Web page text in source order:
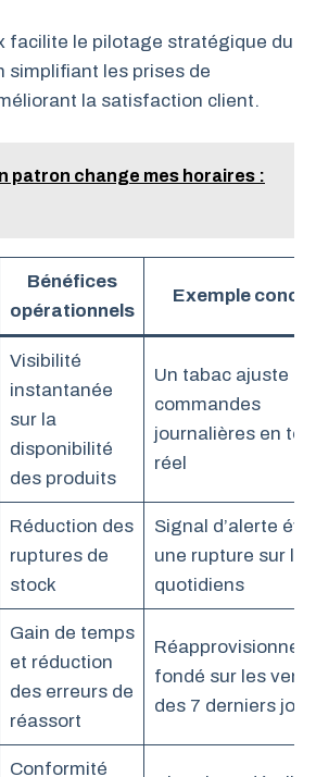
facilite le pilotage stratégique du
simplifiant les prises de
la satisfaction client.
patron change mes horaires :
Bénéfices
opérationnels
Exemple
Visibilité
instantanée
sur la
disponibilité
des produits
Un tabac ajuste
commandes
journalières en
réel
Réduction des
ruptures de
stock
Signal d’alerte
une rupture sur les
quotidiens
Gain de temps
et réduction
des erreurs de
réassort
fondé sur les
des 7 derniers
Conformité